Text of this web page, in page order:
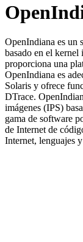
OpenIndiana es un
basado en el
proporciona una
OpenIndiana es
Solaris y ofrece
DTrace.
imágenes (IPS)
gama de software
de Internet de
Internet, lenguajes